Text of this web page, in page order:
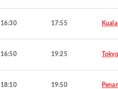
16:30 17:55
16:50 19:25 Tokyo
18:10 19:50